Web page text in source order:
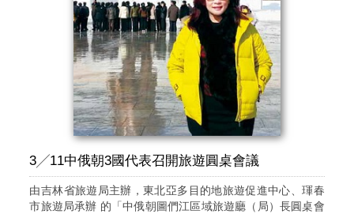
3╱11中俄朝3國代表召開旅遊圓桌會議
由吉林省旅遊局主辦，東北亞多目的地旅遊促進中心、琿春
市旅遊局承辦 的「中俄朝圖們江區域旅遊廳（局）長圓桌會